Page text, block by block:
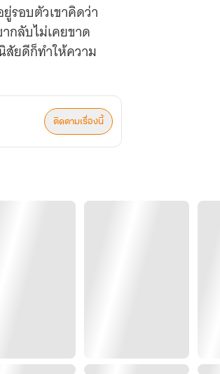
รอบตัวเขาคิดว่า
กลับไม่เคยขาด
สัยดีก็ทำให้ความ
ติดตามเรื่องนี้